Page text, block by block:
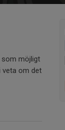
som möjligt
veta om det